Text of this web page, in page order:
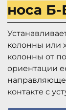
носа
колонны или
колонны от
ориентации
контакте с